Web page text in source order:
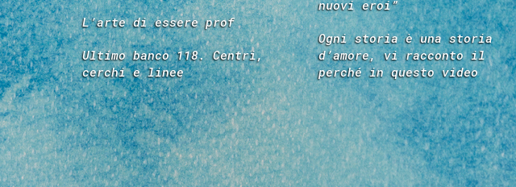
L’arte di essere prof
Ultimo banco 118. Centri,
cerchi e linee
nuovi eroi”
Ogni storia è una storia
d’amore, vi racconto il
perché in questo video